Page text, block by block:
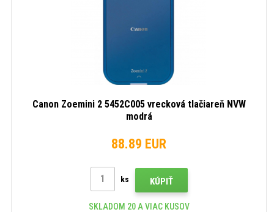
Canon Zoemini 2 5452C005 vrecková tlačiareň NVW
modrá
88.89 EUR
ks KÚPIŤ
SKLADOM 20 A VIAC KUSOV